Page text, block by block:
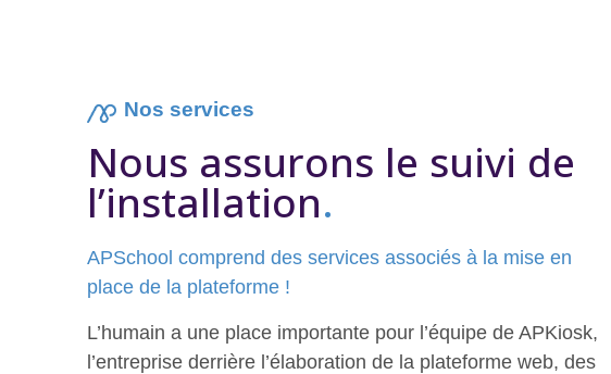
Nos services
Nous assurons le suivi de
l’installation.
APSchool comprend des services associés à la mise en
place de la plateforme !
L’humain a une place importante pour l’équipe de APKiosk,
l’entreprise derrière l’élaboration de la plateforme web, des